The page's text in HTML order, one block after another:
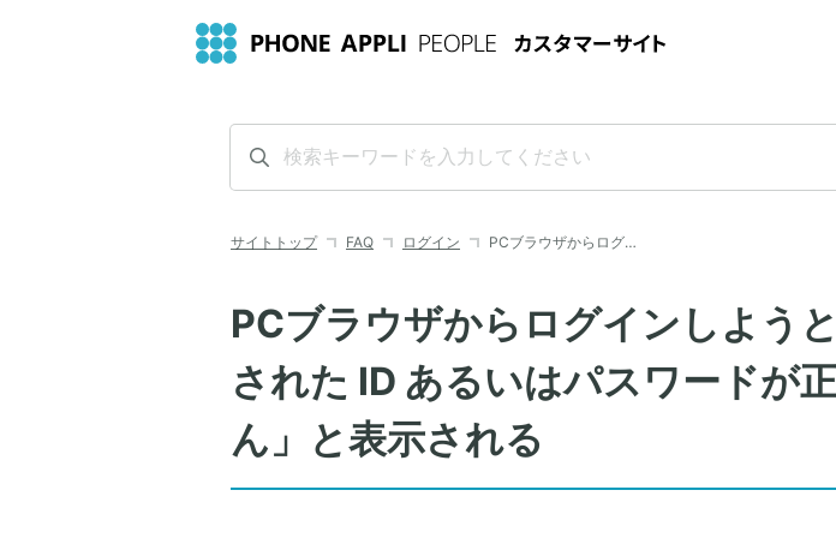
サイトトップ FAQ ログイン PCブラウザからログ…
PCブラウザからログインしよう
された ID あるいはパスワードが
ん」と表示される